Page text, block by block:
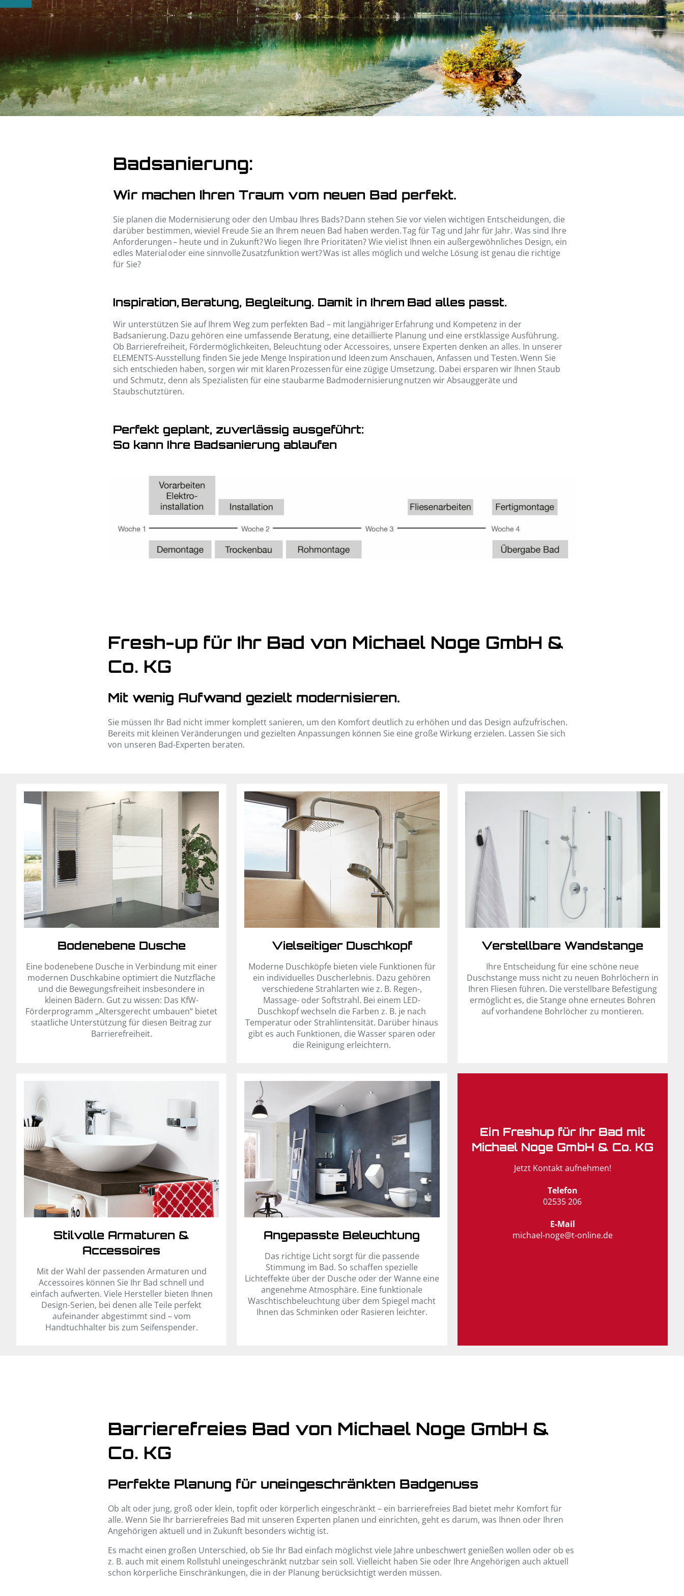
Badsanierung:
Wir machen Ihren Traum vom neuen Bad perfekt.
Sie planen die Modernisierung oder den Umbau Ihres Bads? Dann stehen Sie vor vielen wichtigen Entscheidungen, die
darüber bestimmen, wieviel Freude Sie an Ihrem neuen Bad haben werden. Tag für Tag und Jahr für Jahr. Was sind Ihre
Anforderungen – heute und in Zukunft? Wo liegen Ihre Prioritäten? Wie viel ist Ihnen ein außergewöhnliches Design, ein
edles Material oder eine sinnvolle Zusatzfunktion wert? Was ist alles möglich und welche Lösung ist genau die richtige
für Sie?
Inspiration, Beratung, Begleitung. Damit in Ihrem Bad alles passt.
Wir unterstützen Sie auf Ihrem Weg zum perfekten Bad – mit langjähriger Erfahrung und Kompetenz in der
Badsanierung. Dazu gehören eine umfassende Beratung, eine detaillierte Planung und eine erstklassige Ausführung.
Ob Barrierefreiheit, Fördermöglichkeiten, Beleuchtung oder Accessoires, unsere Experten denken an alles. In unserer
ELEMENTS-Ausstellung finden Sie jede Menge Inspiration und Ideen zum Anschauen, Anfassen und Testen. Wenn Sie
sich entschieden haben, sorgen wir mit klaren Prozessen für eine zügige Umsetzung. Dabei ersparen wir Ihnen Staub
und Schmutz, denn als Spezialisten für eine staubarme Badmodernisierung nutzen wir Absauggeräte und
Staubschutztüren.
Perfekt geplant, zuverlässig ausgeführt:
So kann Ihre Badsanierung ablaufen
Fresh-up für Ihr Bad von Michael Noge GmbH &
Co. KG
Mit wenig Aufwand gezielt modernisieren.
Sie müssen Ihr Bad nicht immer komplett sanieren, um den Komfort deutlich zu erhöhen und das Design aufzufrischen.
Bereits mit kleinen Veränderungen und gezielten Anpassungen können Sie eine große Wirkung erzielen. Lassen Sie sich
von unseren Bad-Experten beraten.
Bodenebene Dusche
Eine bodenebene Dusche in Verbindung mit einer
modernen Duschkabine optimiert die Nutzfläche
und die Bewegungsfreiheit insbesondere in
kleinen Bädern. Gut zu wissen: Das KfW-
Förderprogramm „Altersgerecht umbauen“ bietet
staatliche Unterstützung für diesen Beitrag zur
Barrierefreiheit.
Vielseitiger Duschkopf
Moderne Duschköpfe bieten viele Funktionen für
ein individuelles Duscherlebnis. Dazu gehören
verschiedene Strahlarten wie z. B. Regen-,
Massage- oder Softstrahl. Bei einem LED-
Duschkopf wechseln die Farben z. B. je nach
Temperatur oder Strahlintensität. Darüber hinaus
gibt es auch Funktionen, die Wasser sparen oder
die Reinigung erleichtern.
Verstellbare Wandstange
Ihre Entscheidung für eine schöne neue
Duschstange muss nicht zu neuen Bohrlöchern in
Ihren Fliesen führen. Die verstellbare Befestigung
ermöglicht es, die Stange ohne erneutes Bohren
auf vorhandene Bohrlöcher zu montieren.
Stilvolle Armaturen &
Accessoires
Mit der Wahl der passenden Armaturen und
Accessoires können Sie Ihr Bad schnell und
einfach aufwerten. Viele Hersteller bieten Ihnen
Design-Serien, bei denen alle Teile perfekt
aufeinander abgestimmt sind – vom
Handtuchhalter bis zum Seifenspender.
Angepasste Beleuchtung
Das richtige Licht sorgt für die passende
Stimmung im Bad. So schaffen spezielle
Lichteffekte über der Dusche oder der Wanne eine
angenehme Atmosphäre. Eine funktionale
Waschtischbeleuchtung über dem Spiegel macht
Ihnen das Schminken oder Rasieren leichter.
Ein Freshup für Ihr Bad mit
Michael Noge GmbH & Co. KG
Jetzt Kontakt aufnehmen!
Telefon
02535 206
E-Mail
michael-noge@t-online.de
Barrierefreies Bad von Michael Noge GmbH &
Co. KG
Perfekte Planung für uneingeschränkten Badgenuss
Ob alt oder jung, groß oder klein, topfit oder körperlich eingeschränkt – ein barrierefreies Bad bietet mehr Komfort für
alle. Wenn Sie Ihr barrierefreies Bad mit unseren Experten planen und einrichten, geht es darum, was Ihnen oder Ihren
Angehörigen aktuell und in Zukunft besonders wichtig ist.
Es macht einen großen Unterschied, ob Sie Ihr Bad einfach möglichst viele Jahre unbeschwert genießen wollen oder ob es
z. B. auch mit einem Rollstuhl uneingeschränkt nutzbar sein soll. Vielleicht haben Sie oder Ihre Angehörigen auch aktuell
schon körperliche Einschränkungen, die in der Planung berücksichtigt werden müssen.